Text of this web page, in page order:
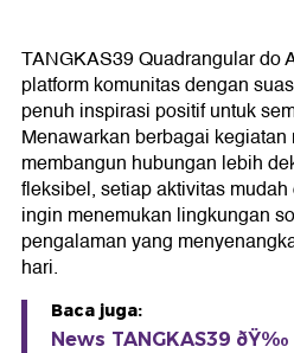
TANGKAS39 Quadrangular do
platform komunitas dengan
penuh inspirasi positif untuk
Menawarkan berbagai
membangun hubungan lebih
fleksibel, setiap aktivitas
ingin menemukan lingkungan
pengalaman yang
hari.
Baca juga:
News TANGKAS39